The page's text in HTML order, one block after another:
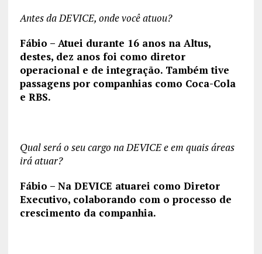
Antes da DEVICE, onde você atuou?
Fábio – Atuei durante 16 anos na Altus,
destes, dez anos foi como diretor
operacional e de integração. Também tive
passagens por companhias como Coca-Cola
e RBS.
Qual será o seu cargo na DEVICE e em quais áreas
irá atuar?
Fábio – Na DEVICE atuarei como Diretor
Executivo, colaborando com o processo de
crescimento da companhia.